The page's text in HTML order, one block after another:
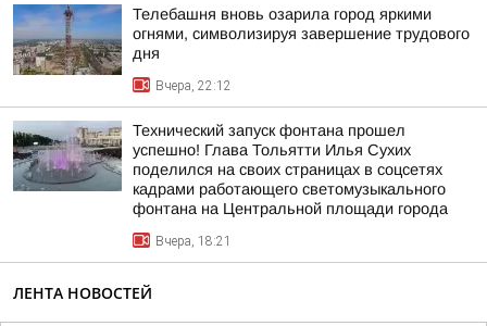
Телебашня вновь озарила город яркими
огнями, символизируя завершение трудового
дня
Вчера, 22:12
Технический запуск фонтана прошел
успешно! Глава Тольятти Илья Сухих
поделился на своих страницах в соцсетях
кадрами работающего светомузыкального
фонтана на Центральной площади города
Вчера, 18:21
ЛЕНТА НОВОСТЕЙ